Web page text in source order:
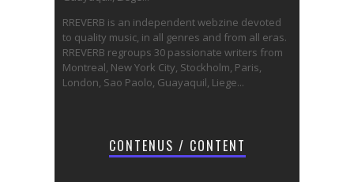
RREVERB is an independent webzine devoted
to quality music, in all genres and from all eras.
RREVERB regroups 30 passionate writers from
Montreal, New York City, Stockholm, Paris,
London, Sao Paolo, Guayaquil, Liege...
CONTENUS / CONTENT